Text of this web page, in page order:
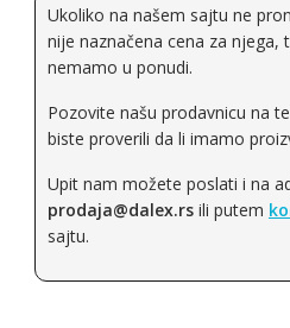
Ukoliko na našem sajtu ne
nije naznačena cena za njega,
nemamo u ponudi.
Pozovite našu prodavnicu na
biste proverili da li imamo
Upit nam možete poslati i na
prodaja@dalex.rsili putem
sajtu.